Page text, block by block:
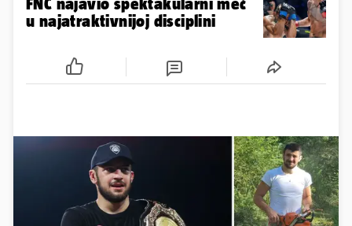
u najatraktivnijoj disciplini